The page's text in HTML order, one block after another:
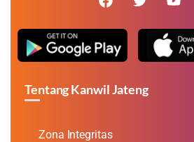
Tentang Kanwil Jateng
Zona Integritas